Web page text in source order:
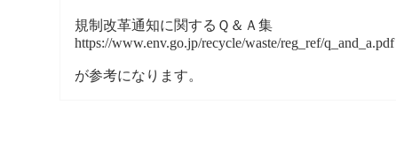
規制改革通知に関するＱ＆Ａ集
https://www.env.go.jp/recycle/waste/reg_ref/q_and_a.pdf
が参考になります。